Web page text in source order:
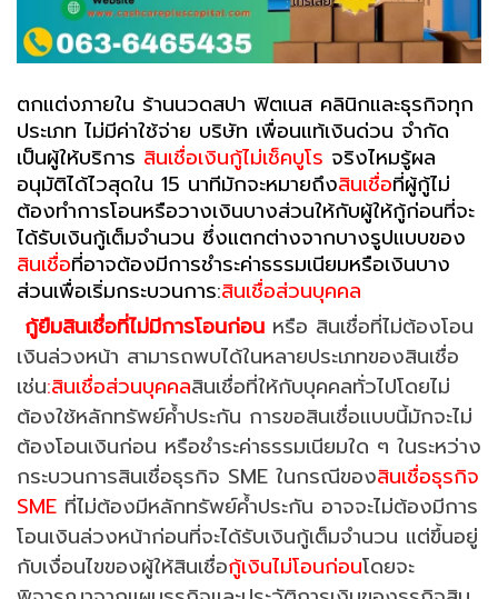
ตกแต่งภายใน ร้านนวดสปา ฟิตเนส คลินิกและธุรกิจทุก
ประเภท ไม่มีค่าใช้จ่าย บริษัท เพื่อนแท้เงินด่วน จำกัด
เป็นผู้ให้บริการ สินเชื่อเงินกู้ไม่เช็คบูโร จริงไหมรู้ผล
อนุมัติได้ไวสุดใน 15 นาทีมักจะหมายถึงสินเชื่อที่ผู้กู้ไม่
ต้องทำการโอนหรือวางเงินบางส่วนให้กับผู้ให้กู้ก่อนที่จะ
ได้รับเงินกู้เต็มจำนวน ซึ่งแตกต่างจากบางรูปแบบของ
สินเชื่อที่อาจต้องมีการชำระค่าธรรมเนียมหรือเงินบาง
ส่วนเพื่อเริ่มกระบวนการ:สินเชื่อส่วนบุคคล
กู้ยืมสินเชื่อที่ไม่มีการโอนก่อน หรือ สินเชื่อที่ไม่ต้องโอน
เงินล่วงหน้า สามารถพบได้ในหลายประเภทของสินเชื่อ
เช่น:สินเชื่อส่วนบุคคลสินเชื่อที่ให้กับบุคคลทั่วไปโดยไม่
ต้องใช้หลักทรัพย์ค้ำประกัน การขอสินเชื่อแบบนี้มักจะไม่
ต้องโอนเงินก่อน หรือชำระค่าธรรมเนียมใด ๆ ในระหว่าง
กระบวนการสินเชื่อธุรกิจ SME ในกรณีของสินเชื่อธุรกิจ
SME ที่ไม่ต้องมีหลักทรัพย์ค้ำประกัน อาจจะไม่ต้องมีการ
โอนเงินล่วงหน้าก่อนที่จะได้รับเงินกู้เต็มจำนวน แต่ขึ้นอยู่
กับเงื่อนไขของผู้ให้สินเชื่อกู้เงินไม่โอนก่อนโดยจะ